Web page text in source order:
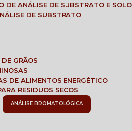
DE ANÁLISE DE SUBSTRATO E SOLO
ANÁLISE DE SUBSTRATO
GRÃOS
DE ALIMENTOS ENERGÉTICO
RESÍDUOS SECOS
ANÁLISE BROMATOLÓGICA